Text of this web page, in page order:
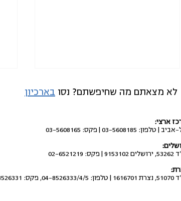
ישראל" מסוכנים לבריאות
לא מצאתם מה שחיפשתם? נסו בארכיון
ארצי:
| טלפון: 03-5608185 | פקס: 03-5608165
פקס: 02-6521219
4/5, פקס: 04-8526331